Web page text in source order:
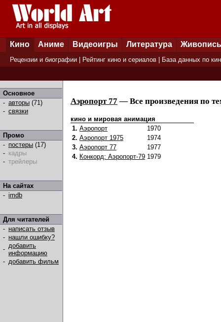
Кино Аниме Видеоигры Литература Живопись
Рецензии и биографии Рейтинг кино и сериалов База данных по
Основное
- авторы (71)
- связки
Промо
- постеры (17)
- кадры
- трейлеры
На сайтах
- imdb
Для читателей
- написать отзыв
- нашли ошибку?
- добавить
информацию
- добавить фильм
Аэропорт 77 — Все произведения по
кино и мировая анимация
1. Аэропорт
1970
2. Аэропорт 1975
1974
3. Аэропорт 77
1977
4. Конкорд: Аэропорт-79 1979